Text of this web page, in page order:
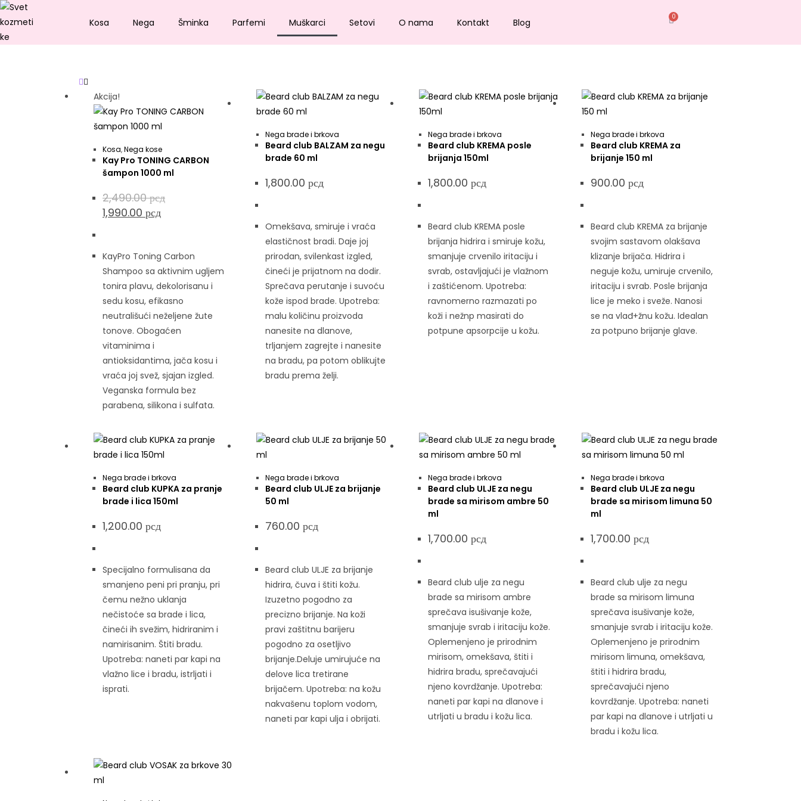
Kosa Nega Šminka Parfemi Muškarci Setovi O nama Kontakt Blog
0
Akcija!
Kosa,Nega kose
Kay Pro TONING CARBON
šampon 1000 ml
2,490.00рсд
1,990.00 рсд
KayPro Toning Carbon
Shampoo sa aktivnim ugljem
tonira plavu, dekolorisanu i
sedu kosu, efikasno
neutrališući neželjene žute
tonove. Obogaćen
vitaminima i
antioksidantima, jača kosu i
vraća joj svež, sjajan izgled.
Veganska formula bez
parabena, silikona i sulfata.
Nega brade i brkova
Beard club BALZAM za negu
brade 60 ml
1,800.00рсд
Omekšava, smiruje i vraća
elastičnost bradi. Daje joj
prirodan, svilenkast izgled,
čineći je prijatnom na dodir.
Sprečava perutanje i suvoću
kože ispod brade. Upotreba:
malu količinu proizvoda
nanesite na dlanove,
trljanjem zagrejte i nanesite
na bradu, pa potom oblikujte
bradu prema želji.
Nega brade i brkova
Beard club KREMA posle
brijanja 150ml
1,800.00рсд
Beard club KREMA posle
brijanja hidrira i smiruje kožu,
smanjuje crvenilo iritaciju i
svrab, ostavljajući je vlažnom
i zaštićenom. Upotreba:
ravnomerno razmazati po
koži i nežnp masirati do
potpune apsorpcije u kožu.
Nega brade i brkova
Beard club KREMA za
brijanje 150 ml
900.00рсд
Beard club KREMA za brijanje
svojim sastavom olakšava
klizanje brijača. Hidrira i
neguje kožu, umiruje crvenilo,
iritaciju i svrab. Posle brijanja
lice je meko i sveže. Nanosi
se na vlađ+žnu kožu. Idealan
za potpuno brijanje glave.
Nega brade i brkova
Beard club KUPKA za pranje
brade i lica 150ml
1,200.00 рсд
Specijalno formulisana da
smanjeno peni pri pranju, pri
čemu nežno uklanja
nečistoće sa brade i lica,
čineći ih svežim, hidriranim i
namirisanim. Štiti bradu.
Upotreba: naneti par kapi na
vlažno lice i bradu, istrljati i
isprati.
Nega brade i brkova
Beard club ULJE za brijanje
50 ml
760.00рсд
Beard club ULJE za brijanje
hidrira, čuva i štiti kožu.
Izuzetno pogodno za
precizno brijanje. Na koži
pravi zaštitnu barijeru
pogodno za osetljivo
brijanje.Deluje umirujuće na
delove lica tretirane
brijačem. Upotreba: na kožu
nakvašenu toplom vodom,
naneti par kapi ulja i obrijati.
Nega brade i brkova
Beard club ULJE za negu
brade sa mirisom ambre 50
ml
1,700.00рсд
Beard club ulje za negu
brade sa mirisom ambre
sprečava isušivanje kože,
smanjuje svrab i iritaciju kože.
Oplemenjeno je prirodnim
mirisom, omekšava, štiti i
hidrira bradu, sprečavajući
njeno kovrdžanje. Upotreba:
naneti par kapi na dlanove i
utrljati u bradu i kožu lica.
Nega brade i brkova
Beard club ULJE za negu
brade sa mirisom limuna 50
ml
1,700.00рсд
Beard club ulje za negu
brade sa mirisom limuna
sprečava isušivanje kože,
smanjuje svrab i iritaciju kože.
Oplemenjeno je prirodnim
mirisom limuna, omekšava,
štiti i hidrira bradu,
sprečavajući njeno
kovrdžanje. Upotreba: naneti
par kapi na dlanove i utrljati u
bradu i kožu lica.